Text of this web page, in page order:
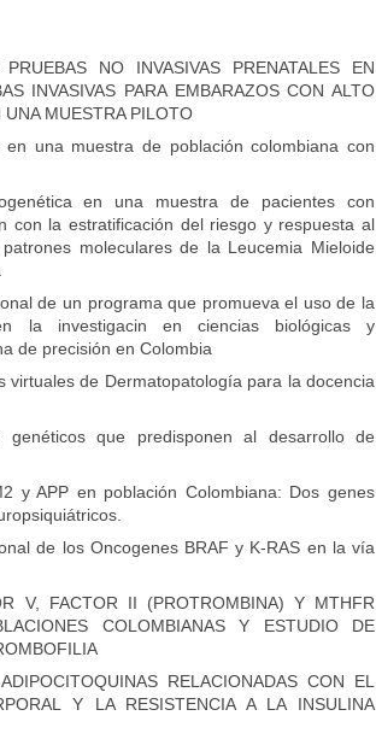
NO INVASIVAS PRENATALES EN
INVASIVAS PARA EMBARAZOS CON ALTO
MUESTRA PILOTO
una muestra de población colombiana con
en una muestra de pacientes con
con la estratificación del riesgo y respuesta al
moleculares de la Leucemia Mieloide
de un programa que promueva el uso de la
la investigacin en ciencias biológicas y
de precisión en Colombia
de Dermatopatología para la docencia
que predisponen al desarrollo de
y APP en población Colombiana: Dos genes
de los Oncogenes BRAF y K-RAS en la vía
V, FACTOR II (PROTROMBINA) Y MTHFR
COLOMBIANAS Y ESTUDIO DE
RELACIONADAS CON EL
Y LA RESISTENCIA A LA INSULINA